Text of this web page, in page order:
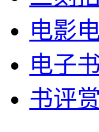
电影
电子
书评